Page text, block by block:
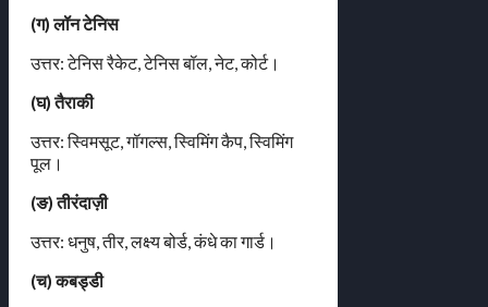
(ग) लॉन टेनिस
उत्तर: टेनिस रैकेट, टेनिस बॉल, नेट, कोर्ट।
(घ) तैराकी
उत्तर: स्विमसूट, गॉगल्स, स्विमिंग कैप, स्विमिंग
पूल।
(ङ) तीरंदाज़ी
उत्तर: धनुष, तीर, लक्ष्य बोर्ड, कंधे का गार्ड।
(च) कबड्डी